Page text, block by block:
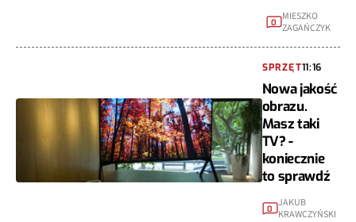
0
MIESZKO
ZAGAŃCZYK
SPRZĘT11:16
Nowa jakość
obrazu.
Masz taki
TV? -
koniecznie
to sprawdź
0 JAKUB
KRAWCZYŃSKI